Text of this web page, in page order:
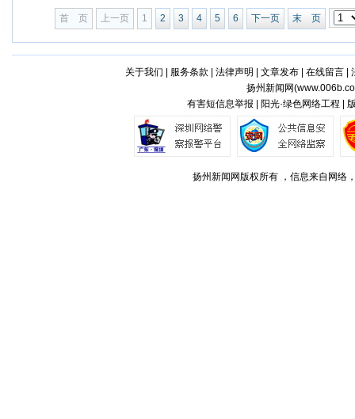
首 页 上一页 1 2 3 4 5 6 下一页 末 页
关于我们 服务条款 法律声明 文章发布| 在线留言|
扬州新闻网(
有害短信息举报 | 阳光·绿色网络工程 |
扬州新闻网版权所有 ，信息来自网络